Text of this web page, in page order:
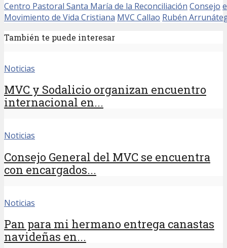
Centro Pastoral Santa María de la Reconciliación Consejo
Movimiento de Vida Cristiana MVC Callao Rubén
También te puede interesar
Noticias
MVC y Sodalicio organizan encuentro
internacional en...
Noticias
Consejo General del MVC se encuentra
con encargados...
Noticias
Pan para mi hermano entrega canastas
navideñas en...